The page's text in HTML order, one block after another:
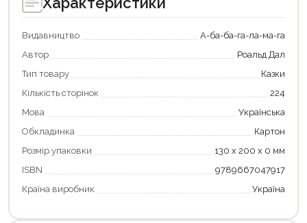
Видавництво
А-ба-ба-га-ла-ма-га
Автор
Роальд Дал
Тип товару
Казки
Кількість сторінок
224
Мова
Українська
Обкладинка
Картон
Розмір упаковки
130 х 200 х 0 мм
ISBN
9789667047917
Країна виробник
Україна
Продовжити покупки